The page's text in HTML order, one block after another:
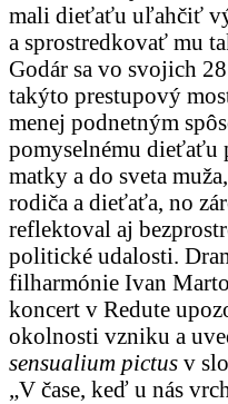
mali dieťaťu uľahčiť
a sprostredkovať mu
Godár sa vo svojich
takýto prestupový
menej podnetným
pomyselnému dieťaťu
matky a do sveta
rodiča a dieťaťa, no
reflektoval aj
politické udalosti.
filharmónie Ivan
koncert v Redute
okolnosti vzniku a
sensualium pictus v
„V čase, keď u nás